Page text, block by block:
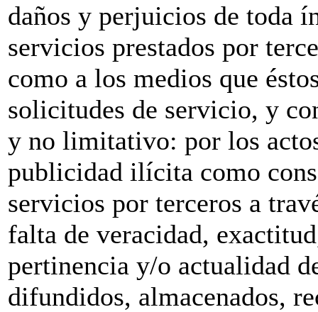
daños y perjuicios de toda
servicios prestados por
como a los medios que
solicitudes de servicio, y
y no limitativo: por los
publicidad ilícita como
servicios por terceros a
falta de veracidad,
pertinencia y/o actualidad
difundidos, almacenados,